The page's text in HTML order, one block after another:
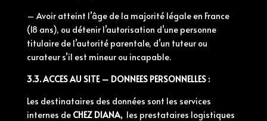
– Avoir atteint l’âge de la majorité légale en France
(18 ans), ou détenir l’autorisation d’une personne
titulaire de l’autorité parentale, d’un tuteur ou
curateur s’il est mineur ou incapable.
3.3. ACCES AU SITE – DONNEES PERSONNELLES :
Les destinataires des données sont les services
internes de CHEZ DIANA, les prestataires logistiques